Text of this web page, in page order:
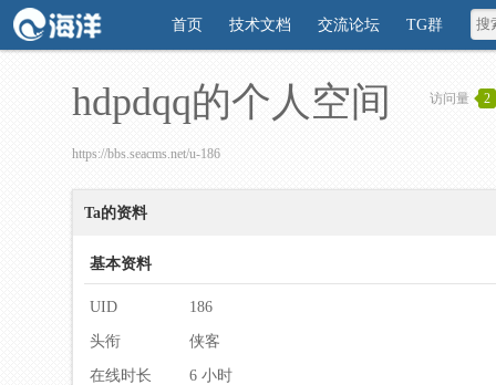
首页 技术文档 交流论坛 TG群
hdpdqq的个人空间 访问量 2
https://bbs.seacms.net/u-186
Ta的资料
基本资料
UID 186
头衔 侠客
在线时长 6 小时